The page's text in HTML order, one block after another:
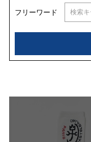
フリーワード